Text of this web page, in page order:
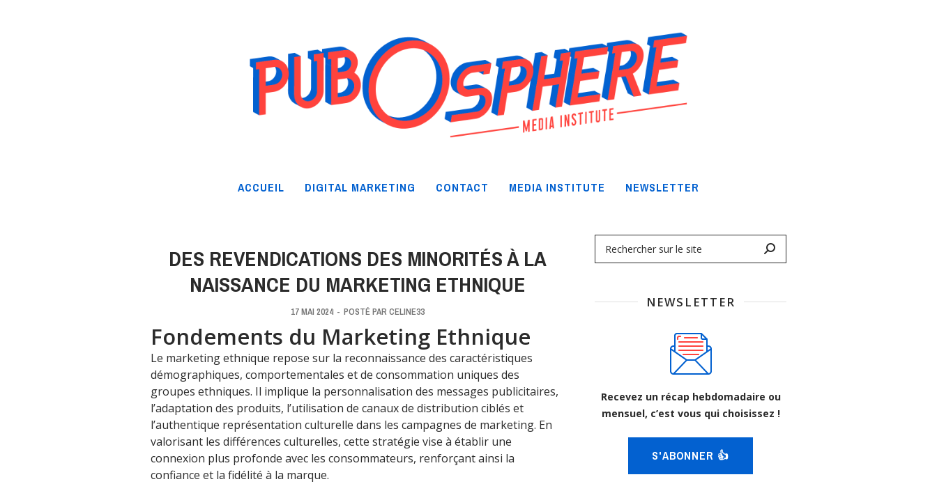
ACCUEIL DIGITAL MARKETING CONTACT MEDIA INSTITUTE NEWSLETTER
DES REVENDICATIONS DES MINORITÉS À LA
NAISSANCE DU MARKETING ETHNIQUE
17 MAI 2024 - POSTÉ PAR CELINE33
Fondements du Marketing Ethnique
Le marketing ethnique repose sur la reconnaissance des caractéristiques
démographiques, comportementales et de consommation uniques des
groupes ethniques. Il implique la personnalisation des messages publicitaires,
l’adaptation des produits, l’utilisation de canaux de distribution ciblés et
l’authentique représentation culturelle dans les campagnes de marketing. En
valorisant les différences culturelles, cette stratégie vise à établir une
connexion plus profonde avec les consommateurs, renforçant ainsi la
confiance et la fidélité à la marque.
NEWSLETTER
Recevez un récap hebdomadaire ou
mensuel, c’est vous qui choisissez !
S'ABONNER 👍